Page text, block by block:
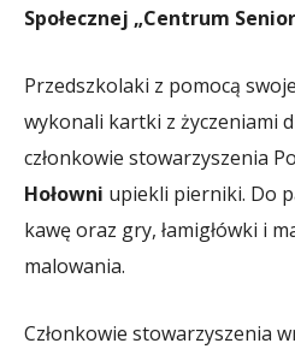
Społecznej „Centrum
Przedszkolaki z pomocą
wykonali kartki z życzeniami
członkowie stowarzyszenia
Hołowni upiekli pierniki. Do
kawę oraz gry, łamigłówki i
malowania.
Członkowie stowarzyszenia